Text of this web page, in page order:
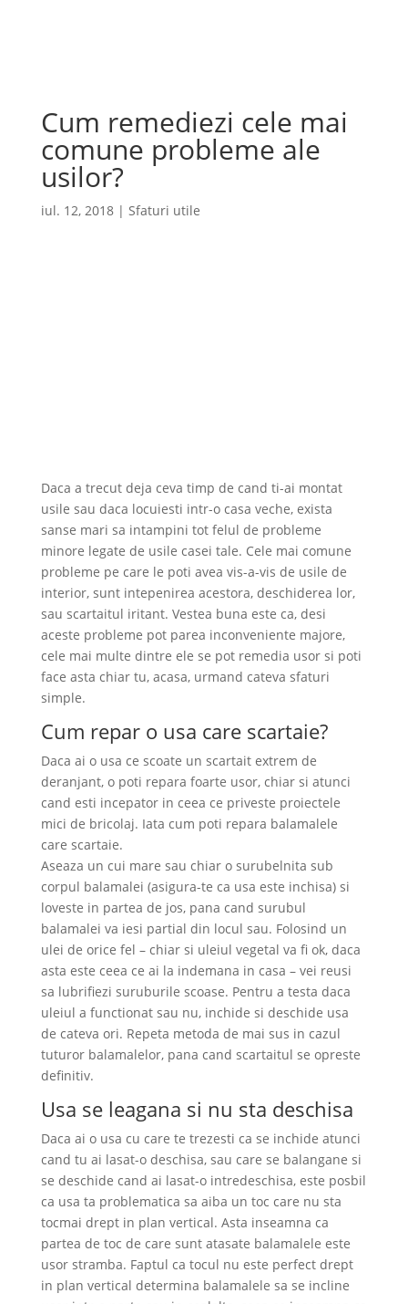
Cum remediezi cele mai
comune probleme ale
usilor?
iul. 12, 2018| Sfaturi utile
Daca a trecut deja ceva timp de cand ti-ai montat
usile sau daca locuiesti intr-o casa veche, exista
sanse mari sa intampini tot felul de probleme
minore legate de usile casei tale. Cele mai comune
probleme pe care le poti avea vis-a-vis de usile de
interior, sunt intepenirea acestora, deschiderea lor,
sau scartaitul iritant. Vestea buna este ca, desi
aceste probleme pot parea inconveniente majore,
cele mai multe dintre ele se pot remedia usor si poti
face asta chiar tu, acasa, urmand cateva sfaturi
simple.
Cum repar o usa care scartaie?
Daca ai o usa ce scoate un scartait extrem de
deranjant, o poti repara foarte usor, chiar si atunci
cand esti incepator in ceea ce priveste proiectele
mici de bricolaj. Iata cum poti repara balamalele
care scartaie.
Aseaza un cui mare sau chiar o surubelnita sub
corpul balamalei (asigura-te ca usa este inchisa) si
loveste in partea de jos, pana cand surubul
balamalei va iesi partial din locul sau. Folosind un
ulei de orice fel – chiar si uleiul vegetal va fi ok, daca
asta este ceea ce ai la indemana in casa – vei reusi
sa lubrifiezi suruburile scoase. Pentru a testa daca
uleiul a functionat sau nu, inchide si deschide usa
de cateva ori. Repeta metoda de mai sus in cazul
tuturor balamalelor, pana cand scartaitul se opreste
definitiv.
Usa se leagana si nu sta deschisa
Daca ai o usa cu care te trezesti ca se inchide atunci
cand tu ai lasat-o deschisa, sau care se balangane si
se deschide cand ai lasat-o intredeschisa, este posbil
ca usa ta problematica sa aiba un toc care nu sta
tocmai drept in plan vertical. Asta inseamna ca
partea de toc de care sunt atasate balamalele este
usor stramba. Faptul ca tocul nu este perfect drept
in plan vertical determina balamalele sa se incline